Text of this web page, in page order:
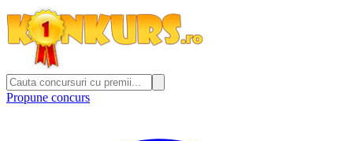
Propune concurs